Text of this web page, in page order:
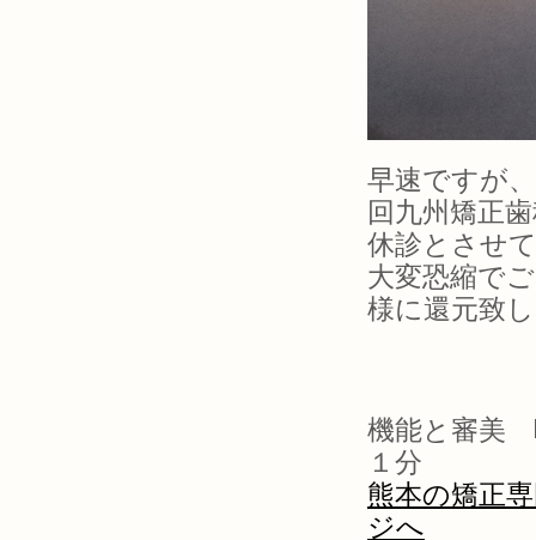
早速ですが
回九州矯正
休診とさせ
大変恐縮で
様に還元致
機能と審美
１分
熊本の矯正
ジへ